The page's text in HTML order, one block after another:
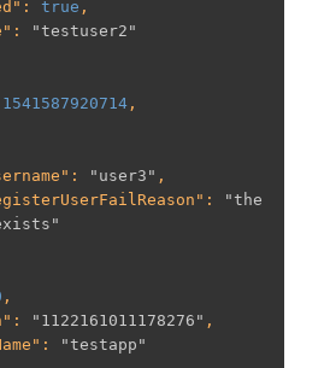
": true ,
":
"testuser2"
1541587920714 ,
": "user3" ,
":
"the
,
": "1122161011178276" ,
":
"testapp"